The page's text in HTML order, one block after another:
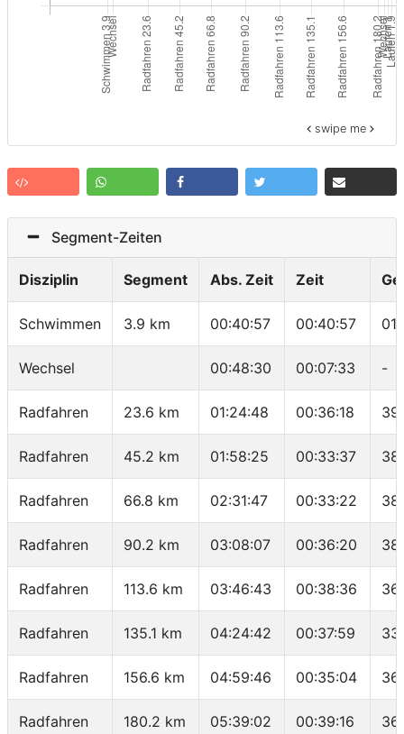
swipe me
Segment-Zeiten
Disziplin Segment Abs. Zeit Zeit
Schwimmen 3.9 km 00:40:57 00:40:57
Wechsel 00:48:30 00:07:33 -
Radfahren 23.6 km 01:24:48 00:36:18
Radfahren 45.2 km 01:58:25 00:33:37
Radfahren 66.8 km 02:31:47 00:33:22
Radfahren 90.2 km 03:08:07 00:36:20
Radfahren 113.6 km 03:46:43 00:38:36
Radfahren 135.1 km 04:24:42 00:37:59
Radfahren 156.6 km 04:59:46 00:35:04
Radfahren 180.2 km 05:39:02 00:39:16